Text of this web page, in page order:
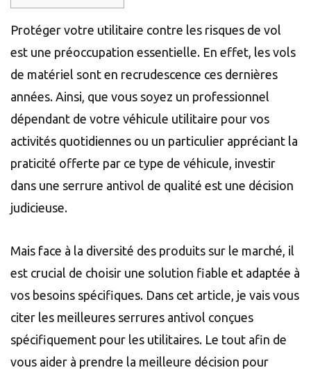
Protéger votre utilitaire contre les risques de vol
est une préoccupation essentielle. En effet, les vols
de matériel sont en recrudescence ces dernières
années. Ainsi, que vous soyez un professionnel
dépendant de votre véhicule utilitaire pour vos
activités quotidiennes ou un particulier appréciant la
praticité offerte par ce type de véhicule, investir
dans une serrure antivol de qualité est une décision
judicieuse.
Mais face à la diversité des produits sur le marché, il
est crucial de choisir une solution fiable et adaptée à
vos besoins spécifiques. Dans cet article, je vais vous
citer les meilleures serrures antivol conçues
spécifiquement pour les utilitaires. Le tout afin de
vous aider à prendre la meilleure décision pour